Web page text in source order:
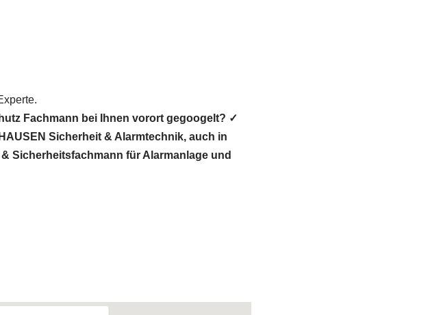
Fachmann bei Ihnen vorort gegoogelt? ✓
Sicherheit & Alarmtechnik, auch in
Sicherheitsfachmann für Alarmanlage und